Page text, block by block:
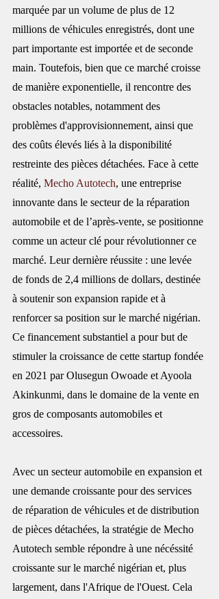
marquée par un volume de plus de 12
millions de véhicules enregistrés, dont une
part importante est importée et de seconde
main. Toutefois, bien que ce marché croisse
de manière exponentielle, il rencontre des
obstacles notables, notamment des
problèmes d'approvisionnement, ainsi que
des coûts élevés liés à la disponibilité
restreinte des pièces détachées. Face à cette
réalité, Mecho Autotech, une entreprise
innovante dans le secteur de la réparation
automobile et de l’après-vente, se positionne
comme un acteur clé pour révolutionner ce
marché. Leur dernière réussite : une levée
de fonds de 2,4 millions de dollars, destinée
à soutenir son expansion rapide et à
renforcer sa position sur le marché nigérian.
Ce financement substantiel a pour but de
stimuler la croissance de cette startup fondée
en 2021 par Olusegun Owoade et Ayoola
Akinkunmi, dans le domaine de la vente en
gros de composants automobiles et
accessoires.
Avec un secteur automobile en expansion et
une demande croissante pour des services
de réparation de véhicules et de distribution
de pièces détachées, la stratégie de Mecho
Autotech semble répondre à une nécéssité
croissante sur le marché nigérian et, plus
largement, dans l'Afrique de l'Ouest. Cela